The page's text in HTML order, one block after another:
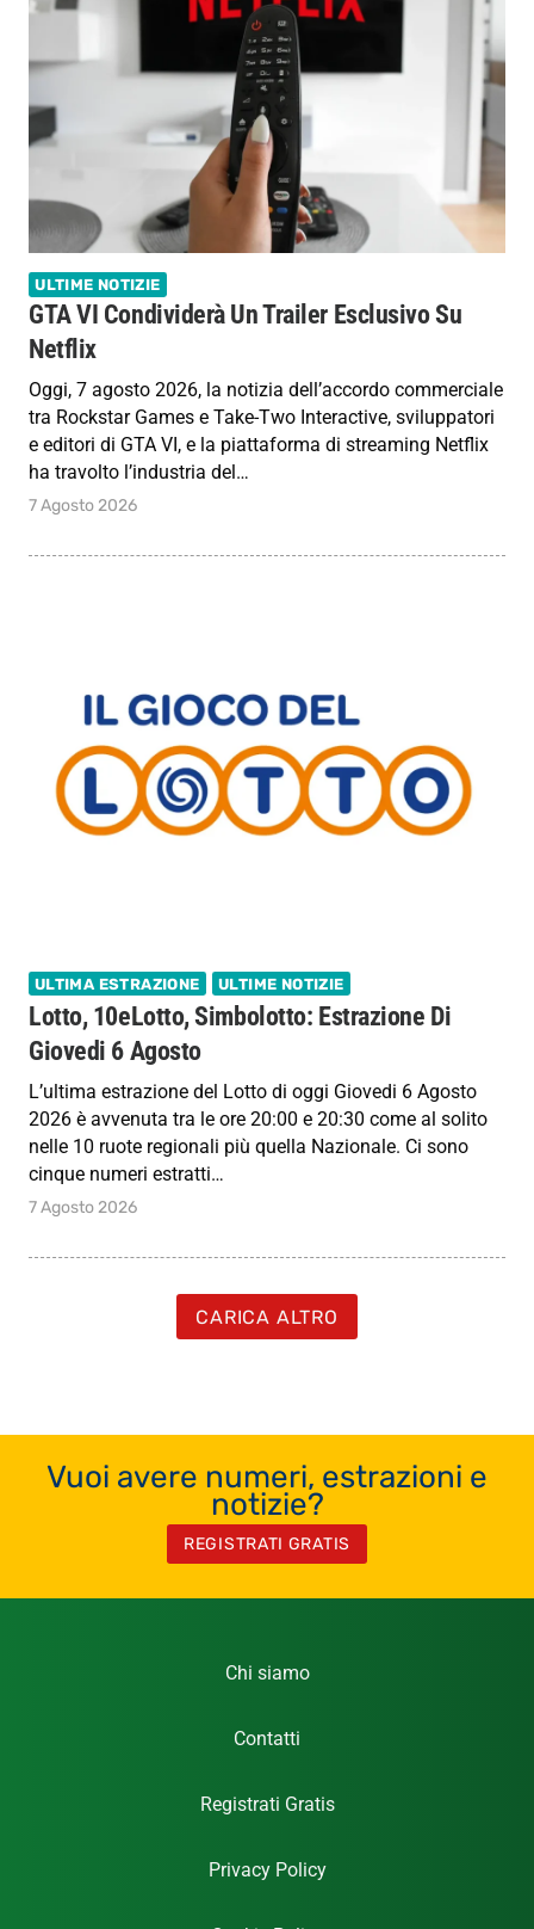
ULTIME NOTIZIE
GTA VI Condividerà Un Trailer Esclusivo Su
Netflix
Oggi, 7 agosto 2026, la notizia dell’accordo commerciale
tra Rockstar Games e Take-Two Interactive, sviluppatori
e editori di GTA VI, e la piattaforma di streaming Netflix
ha travolto l’industria del…
7 Agosto 2026
ULTIMA ESTRAZIONE ULTIME NOTIZIE
Lotto, 10eLotto, Simbolotto: Estrazione Di
Giovedi 6 Agosto
L’ultima estrazione del Lotto di oggi Giovedi 6 Agosto
2026 è avvenuta tra le ore 20:00 e 20:30 come al solito
nelle 10 ruote regionali più quella Nazionale. Ci sono
cinque numeri estratti…
7 Agosto 2026
CARICA ALTRO
Vuoi avere numeri, estrazioni e
notizie?
REGISTRATI GRATIS
Chi siamo
Contatti
Registrati Gratis
Privacy Policy